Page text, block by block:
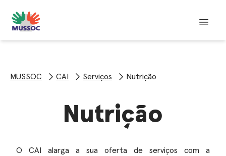
MUSSOC CAI Serviços Nutrição
Nutrição
O CAI alarga a sua oferta de serviços com a